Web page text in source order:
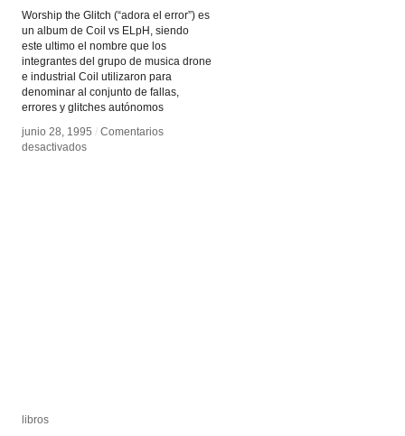
Worship the Glitch (“adora el error”) es
un album de Coil vs ELpH, siendo
este ultimo el nombre que los
integrantes del grupo de musica drone
e industrial Coil utilizaron para
denominar al conjunto de fallas,
errores y glitches autónomos
junio 28, 1995 / Comentarios
desactivadosen
junio 28, 1995 / Comentarios
desactivadosen
libros
libros